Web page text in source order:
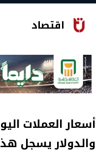
اقتصاد
أسعار العملات
والدولار يسجل